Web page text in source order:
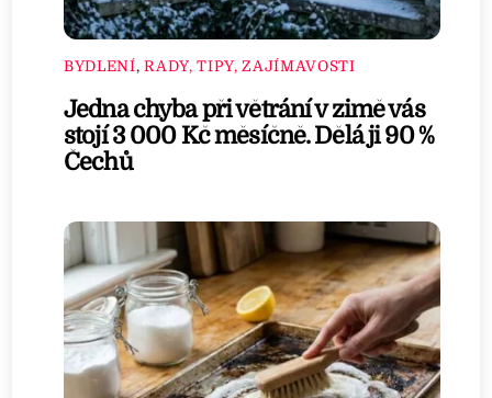
BYDLENÍ,RADY, TIPY, ZAJÍMAVOSTI
Jedna chyba při větrání v zimě vás
stojí 3 000 Kč měsíčně. Dělá ji 90 %
Čechů